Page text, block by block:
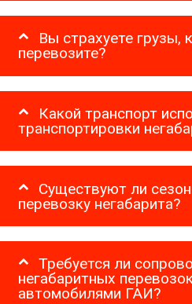
Вы страхуете грузы,
перевозите?
Какой транспорт
транспортировки
Существуют ли
перевозку негабарита?
Требуется ли
негабаритных
автомобилями ГАИ?